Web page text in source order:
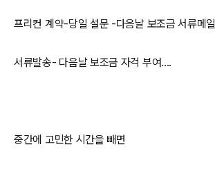
프리컨 계약-당일 설문 -다음날 보조금 서류메일
서류발송- 다음날 보조금 자걱 부여....
중간에 고민한 시간을 빼면